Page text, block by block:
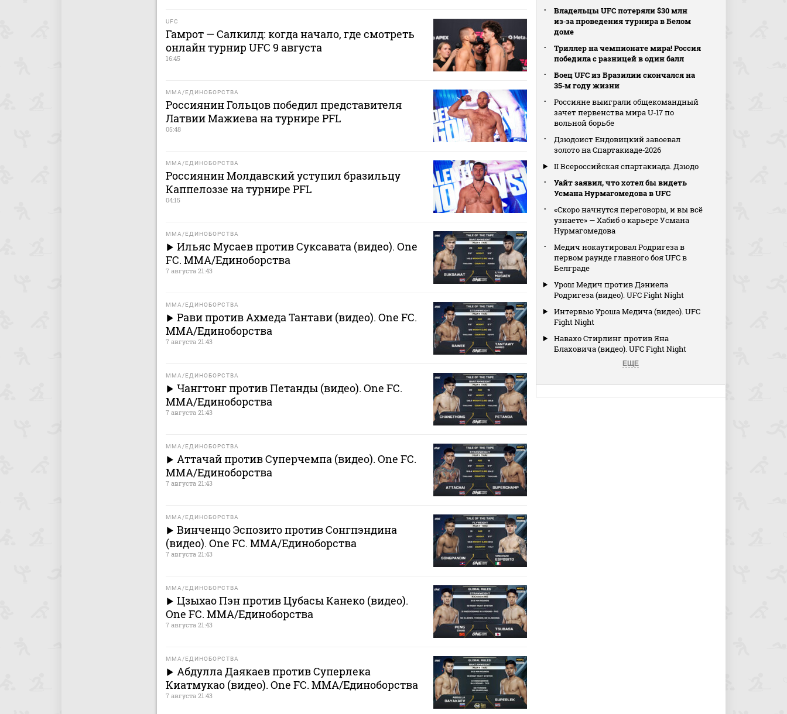
UFC
Гамрот — Салкилд: когда начало, где смотреть
онлайн турнир UFC 9 августа
16:45
MMA/ЕДИНОБОРСТВА
Россиянин Гольцов победил представителя
Латвии Мажиева на турнире PFL
05:48
MMA/ЕДИНОБОРСТВА
Россиянин Молдавский уступил бразильцу
Каппелоззе на турнире PFL
04:15
MMA/ЕДИНОБОРСТВА
Ильяс Мусаев против Суксавата (видео). One
FC. MMA/Единоборства
7 августа 21:43
MMA/ЕДИНОБОРСТВА
Рави против Ахмеда Тантави (видео). One FC.
MMA/Единоборства
7 августа 21:43
MMA/ЕДИНОБОРСТВА
Чангтонг против Петанды (видео). One FC.
MMA/Единоборства
7 августа 21:43
MMA/ЕДИНОБОРСТВА
Аттачай против Суперчемпа (видео). One FC.
MMA/Единоборства
7 августа 21:43
MMA/ЕДИНОБОРСТВА
Винченцо Эспозито против Сонгпэндина
(видео). One FC. MMA/Единоборства
7 августа 21:43
MMA/ЕДИНОБОРСТВА
Цзыхао Пэн против Цубасы Канеко (видео).
One FC. MMA/Единоборства
7 августа 21:43
MMA/ЕДИНОБОРСТВА
Абдулла Даякаев против Суперлека
Киатмукао (видео). One FC. MMA/Единоборства
7 августа 21:43
Владельцы UFC потеряли $30 млн
из‑за проведения турнира в Белом
доме
Триллер на чемпионате мира! Россия
победила с разницей в один балл
Боец UFC из Бразилии скончался на
35‑м году жизни
Россияне выиграли общекомандный
зачет первенства мира U‑17 по
вольной борьбе
Дзюдоист Ендовицкий завоевал
золото на Спартакиаде‑2026
II Всероссийская спартакиада. Дзюдо
Уайт заявил, что хотел бы видеть
Усмана Нурмагомедова в UFC
«Скоро начнутся переговоры, и вы всё
узнаете» — Хабиб о карьере Усмана
Нурмагомедова
Медич нокаутировал Родригеза в
первом раунде главного боя UFC в
Белграде
Урош Медич против Дэниела
Родригеза (видео). UFC Fight Night
Интервью Уроша Медича (видео). UFC
Fight Night
Навахо Стирлинг против Яна
Блаховича (видео). UFC Fight Night
ЕЩЕ